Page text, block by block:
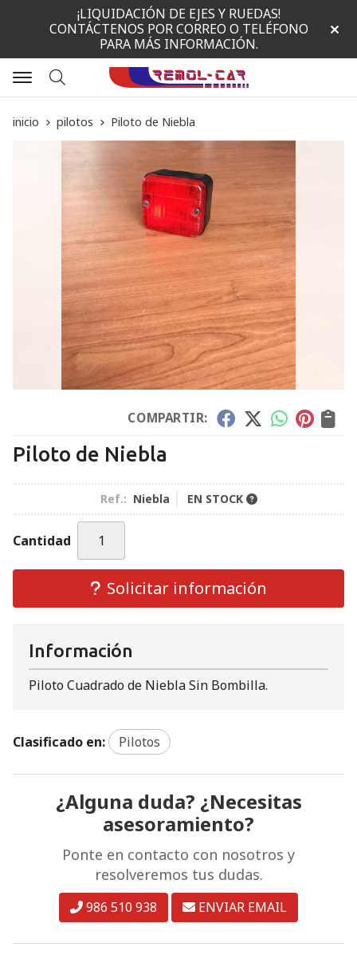
¡LIQUIDACIÓN DE EJES Y RUEDAS!
CONTÁCTENOS POR CORREO O TELÉFONO
PARA MÁS INFORMACIÓN.
Buscar
inicio pilotos Piloto de Niebla
COMPARTIR:
Piloto de Niebla
Ref.: Niebla EN STOCK
Cantidad
Solicitar información
Información
Piloto Cuadrado de Niebla Sin Bombilla.
Clasificado en: Pilotos
¿Alguna duda? ¿Necesitas
asesoramiento?
Ponte en contacto con nosotros y
resolveremos tus dudas.
986 510 938 ENVIAR EMAIL